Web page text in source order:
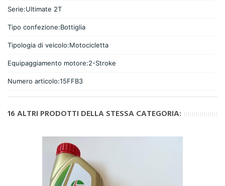
Serie:Ultimate 2T
Tipo confezione:Bottiglia
Tipologia di veicolo:Motocicletta
Equipaggiamento motore:2-Stroke
Numero articolo:15FFB3
16 ALTRI PRODOTTI DELLA STESSA CATEGORIA: